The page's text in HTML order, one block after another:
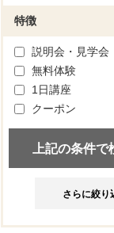
特徴
説明会・見学会
無料体験
1日講座
クーポン
さらに絞り